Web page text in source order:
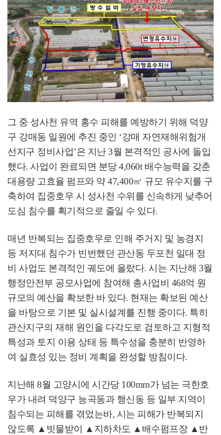
그 중 성사천 유역 홍수 피해를 예방하기 위해 덕양
구 강매동 일원에 추진 중인 ‘강매 자연재해위험개
선지구 정비사업’은 지난 3월 본격적인 공사에 돌입
했다. 사업이 완료되면 분당4,060t 배수능력을 갖춘
대용량 고효율 펌프와 약47,400㎡ 규모 유수지를 구
축하여 집중호우 시 성사천 수위를 신속하게 낮추어
도심 침수를 획기적으로 줄일 수 있다.
매년 반복되는 집중호우로 인해 주거지 및 농경지
등 저지대 침수가 빈번했던 관산동 두포천 일대 정
비 사업도 본격적인 궤도에 올랐다. 시는 지난해 3월
행정안전부 공모사업에 참여해 총사업비 468억 원
규모의 예산을 확보한 바 있다. 현재는 확보된 예산
을 바탕으로 기본 및 실시설계를 진행 중이다. 특히
관산지구의 재해 원인을 다각도로 검토하고 지형적
특성과 토지 이용 상태 등 특수성을 충분히 반영하
여 실효성 있는 정비 계획을 완성할 방침이다.
지난해 8월 고양시에 시간당 100mm가 넘는 극한호
우가 내려 덕양구 능곡동과 행신동 등 일부 지역이
침수되는 피해를 겪었는바, 시는 피해가 반복되지
않도록 ▲ 빗물받이 ▲ 지하차도 ▲ 배수펌프장 ▲ 반